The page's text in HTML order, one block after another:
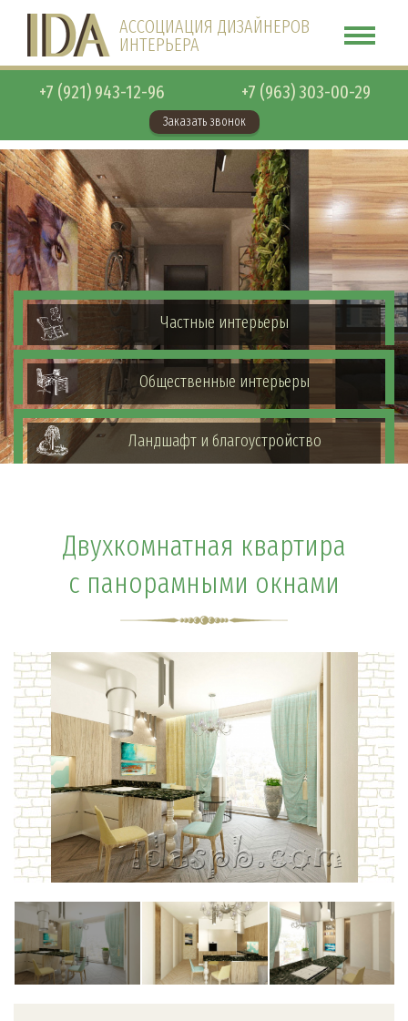
АССОЦИАЦИЯ ДИЗАЙНЕРОВ
ИНТЕРЬЕРА
+7 (921) 943-12-96
Заказать звонок
+7 (963) 303-00-29
Частные интерьеры
Общественные интерьеры
Ландшафт и благоустройство
Двухкомнатная квартира
с панорамными окнами